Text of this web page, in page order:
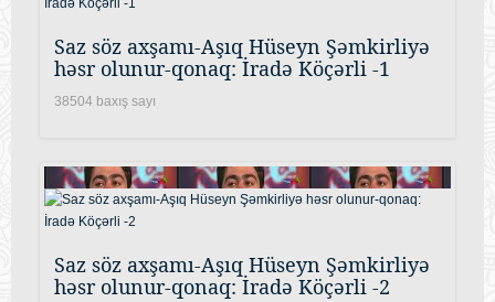
Saz söz axşamı-Aşıq Hüseyn Şəmkirliyə
həsr olunur-qonaq: İradə Köçərli -1
38504 baxış sayı
Saz söz axşamı-Aşıq Hüseyn Şəmkirliyə
həsr olunur-qonaq: İradə Köçərli -2